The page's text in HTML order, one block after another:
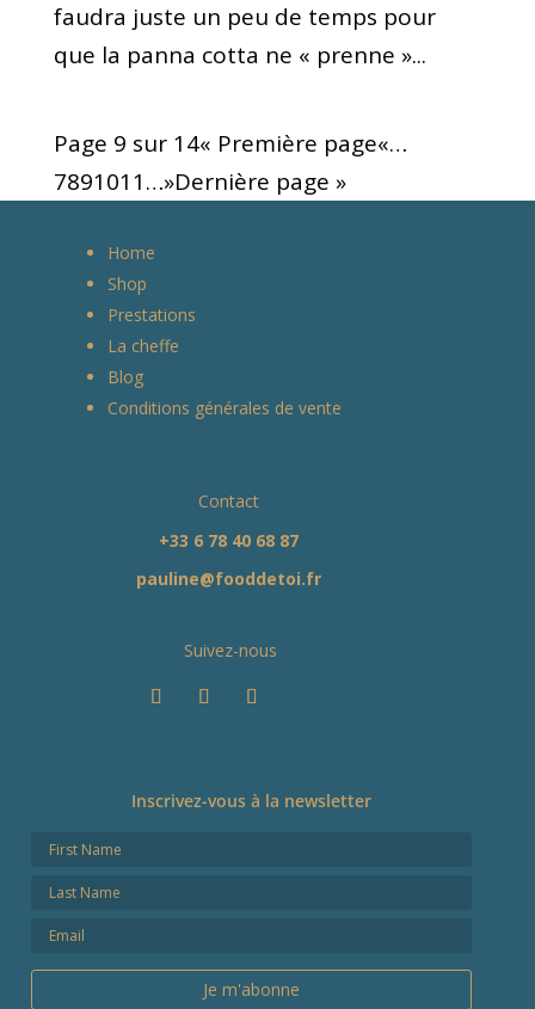
faudra juste un peu de temps pour
que la panna cotta ne « prenne »...
Page 9 sur 14« Première page«…
7891011…»Dernière page »
Home
Shop
Prestations
La cheffe
Blog
Conditions générales de vente
Contact
+33 6 78 40 68 87
pauline@fooddetoi.fr
Suivez-nous
Inscrivez-vous à la newsletter
Je m'abonne